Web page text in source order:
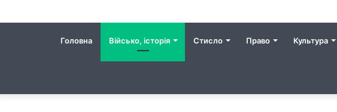
Головна Військо, історія Стисло Право Культура